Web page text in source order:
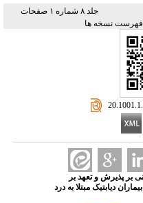
جلد ۸ شماره ۱ صفحات
نسخه ها
بر پذیرش و تعهد بر
دیابتیک مبتلا به درد